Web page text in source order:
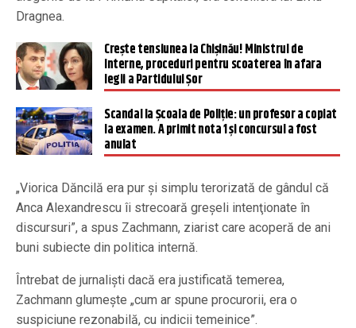
Dragnea.
Crește tensiunea la Chișinău! Ministrul de
Interne, proceduri pentru scoaterea în afara
legii a Partidului Șor
Scandal la Școala de Poliție: un profesor a copiat
la examen. A primit nota 1 și concursul a fost
anulat
„Viorica Dăncilă era pur şi simplu terorizată de gândul că
Anca Alexandrescu îi strecoară greşeli intenţionate în
discursuri”, a spus Zachmann, ziarist care acoperă de ani
buni subiecte din politica internă.
Întrebat de jurnaliști dacă era justificată temerea,
Zachmann glumește „cum ar spune procurorii, era o
suspiciune rezonabilă, cu indicii temeinice”.